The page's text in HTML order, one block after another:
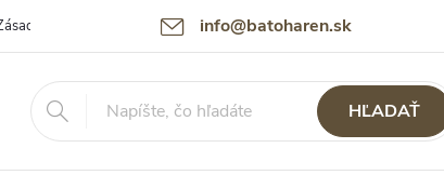
info@batoharen.sk
spracovania osobných údajov (GDPR) Podmienky použitia
HĽADAŤ